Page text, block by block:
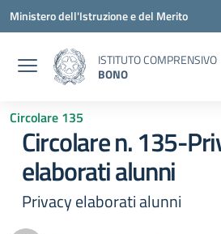
Vai ai contenuti
Vai al menu di navigazione
Vai al footer
Ministero dell'Istruzione e del Merito
ISTITUTO COMPRENSIVO
BONO
Circolare 135
Circolare n. 135-
elaborati alunni
Privacy elaborati alunni